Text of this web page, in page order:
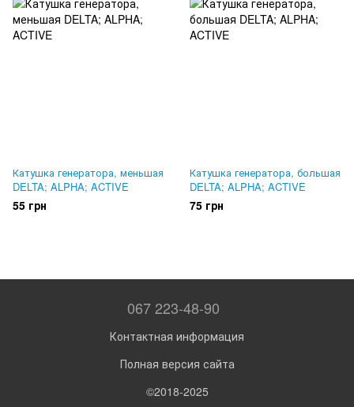
Катушка генератора, меньшая
DELTA; ALPHA; ACTIVE
55 грн
Катушка генератора, большая
DELTA; ALPHA; ACTIVE
75 грн
067 223-48-90
Контактная информация
Полная версия сайта
©2018-2025